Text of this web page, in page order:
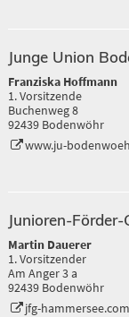
Junge Union
Franziska Hoffmann
1. Vorsitzende
Buchenweg 8
92439 Bodenwöhr
www.ju-
Junioren-
Martin Dauerer
1. Vorsitzender
Am Anger 3 a
92439 Bodenwöhr
jfg-hammersee.com